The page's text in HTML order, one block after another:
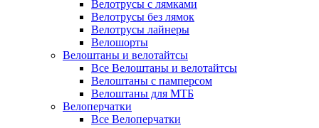
Велотрусы с лямками
Велотрусы без лямок
Велотрусы лайнеры
Велошорты
Велоштаны и велотайтсы
Все Велоштаны и велотайтсы
Велоштаны с памперсом
Велоштаны для МТБ
Велоперчатки
Все Велоперчатки